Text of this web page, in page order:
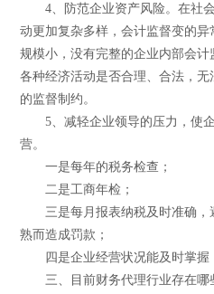
4、防范企业资产风险。在社会
动更加复杂多样，会计监督变的
规模小，没有完整的企业内部会
各种经济活动是否合理、合法，
的监督制约。
5、减轻企业领导的压力，使企
营。
一是每年的税务检查；
二是工商年检；
三是每月报表纳税及时准确，
熟而造成罚款；
四是企业经营状况能及时掌握
三、目前财务代理行业存在哪